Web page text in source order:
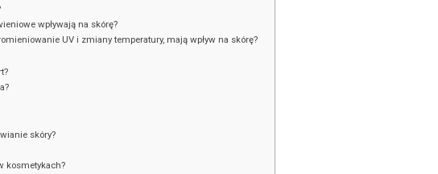
wpływają na skórę?
UV i zmiany temperatury, mają wpływ na skórę?
skóry?
kosmetykach?